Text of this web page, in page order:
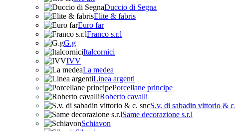
Duccio di Segna
Elite & fabris
Euro far
Franco s.r.l
G.g
Italcornici
IVV
La medea
Linea argenti
Porcellane principe
Roberto cavalli
S.v. di sabadin vittorio &
Same decorazione s.r.l
Schiavon